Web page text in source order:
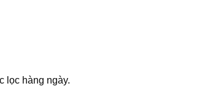
lọc hàng ngày.